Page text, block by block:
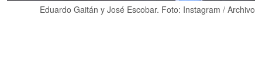
Eduardo Gaitán y José Escobar. Foto: Instagram / Archivo